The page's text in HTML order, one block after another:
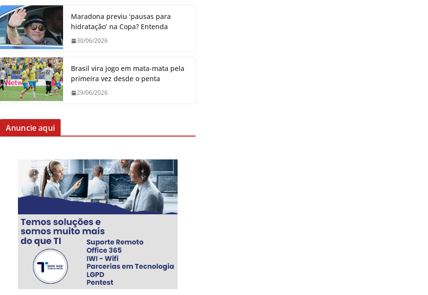
Maradona previu ‘pausas para
hidratação’ na Copa? Entenda
30/06/2026
Brasil vira jogo em mata-mata pela
primeira vez desde o penta
29/06/2026
Anuncie aqui